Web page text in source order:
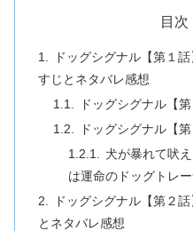
目次
ドッグシグナル【第１
すじとネタバレ感想
ドッグシグナル【
ドッグシグナル【
犬が暴れて吠
は運命のドッグトレ
ドッグシグナル【第２
とネタバレ感想